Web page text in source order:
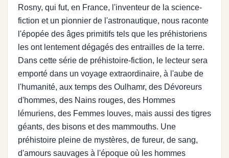
Rosny, qui fut, en France, l'inventeur de la science-
fiction et un pionnier de l'astronautique, nous raconte
l'épopée des âges primitifs tels que les préhistoriens
les ont lentement dégagés des entrailles de la terre.
Dans cette série de préhistoire-fiction, le lecteur sera
emporté dans un voyage extraordinaire, à l'aube de
l'humanité, aux temps des Oulhamr, des Dévoreurs
d'hommes, des Nains rouges, des Hommes
lémuriens, des Femmes louves, mais aussi des tigres
géants, des bisons et des mammouths. Une
préhistoire pleine de mystères, de fureur, de sang,
d'amours sauvages à l'époque où les hommes